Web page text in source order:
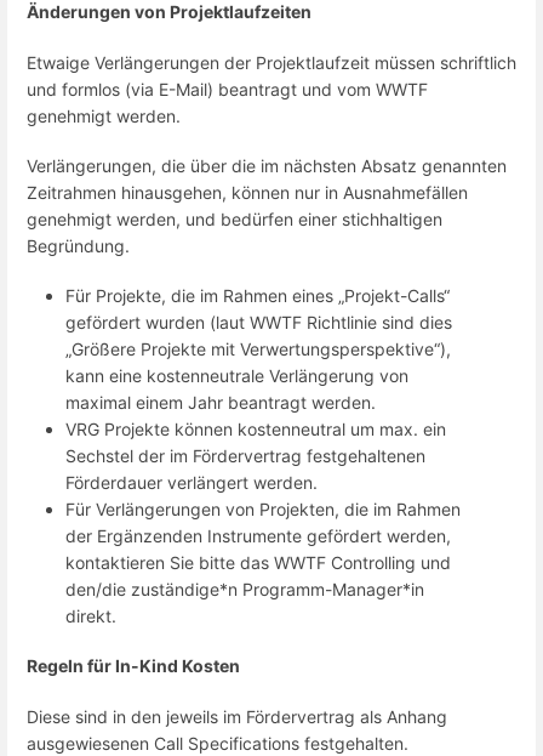
Änderungen von Projektlaufzeiten
Etwaige Verlängerungen der Projektlaufzeit müssen schriftlich
und formlos (via E-Mail) beantragt und vom WWTF
genehmigt werden.
Verlängerungen, die über die im nächsten Absatz genannten
Zeitrahmen hinausgehen, können nur in Ausnahmefällen
genehmigt werden, und bedürfen einer stichhaltigen
Begründung.
Für Projekte, die im Rahmen eines „Projekt-Calls“
gefördert wurden (laut WWTF Richtlinie sind dies
„Größere Projekte mit Verwertungsperspektive“),
kann eine kostenneutrale Verlängerung von
maximal einem Jahr beantragt werden.
VRG Projekte können kostenneutral um max. ein
Sechstel der im Fördervertrag festgehaltenen
Förderdauer verlängert werden.
Für Verlängerungen von Projekten, die im Rahmen
der Ergänzenden Instrumente gefördert werden,
kontaktieren Sie bitte das WWTF Controlling und
den/die zuständige*n Programm-Manager*in
direkt.
Regeln für In-Kind Kosten
Diese sind in den jeweils im Fördervertrag als Anhang
ausgewiesenen Call Specifications festgehalten.